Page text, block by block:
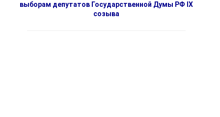
выборам депутатов Государственной Думы РФ IX
созыва